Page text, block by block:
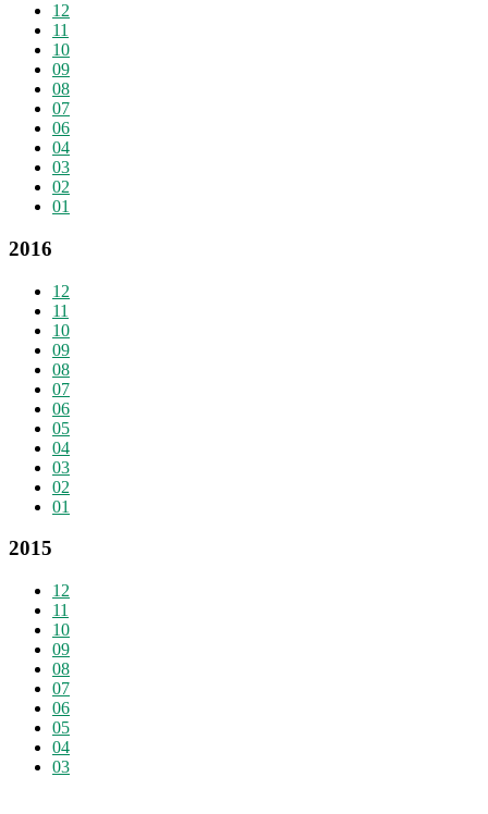
12
11
10
09
08
07
06
04
03
02
01
2016
12
11
10
09
08
07
06
05
04
03
02
01
2015
12
11
10
09
08
07
06
05
04
03